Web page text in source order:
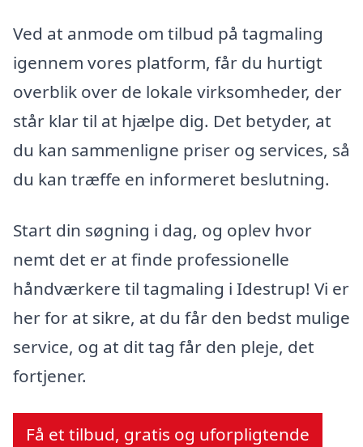
Ved at anmode om tilbud på tagmaling
igennem vores platform, får du hurtigt
overblik over de lokale virksomheder, der
står klar til at hjælpe dig. Det betyder, at
du kan sammenligne priser og services, så
du kan træffe en informeret beslutning.
Start din søgning i dag, og oplev hvor
nemt det er at finde professionelle
håndværkere til tagmaling i Idestrup! Vi er
her for at sikre, at du får den bedst mulige
service, og at dit tag får den pleje, det
fortjener.
Få et tilbud, gratis og uforpligtende